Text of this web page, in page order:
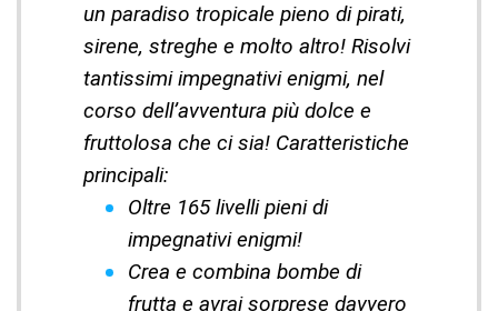
un paradiso tropicale pieno di pirati,
sirene, streghe e molto altro! Risolvi
tantissimi impegnativi enigmi, nel
corso dell’avventura più dolce e
fruttolosa che ci sia! Caratteristiche
principali:
Oltre 165 livelli pieni di
impegnativi enigmi!
Crea e combina bombe di
frutta e avrai sorprese davvero